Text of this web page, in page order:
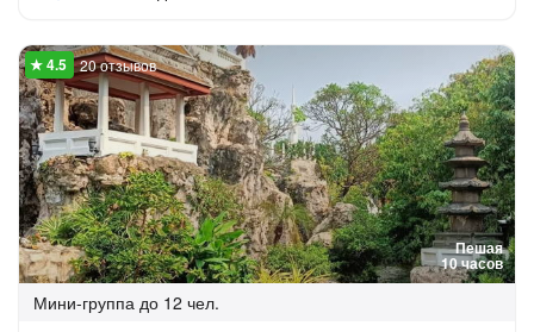
Пешая
10 часов
20 отзывов
Мини-группа до 12 чел.